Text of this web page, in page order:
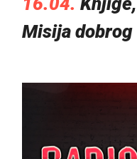
Misija dobrog